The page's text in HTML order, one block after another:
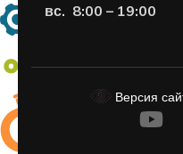
вс. 8:00 – 19:00
Версия